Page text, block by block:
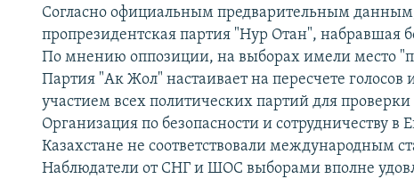
Согласно официальным предварительным
пропрезидентская партия "Нур Отан", набравшая
По мнению оппозиции, на выборах имели место
Партия "Ак Жол" настаивает на пересчете голосов
участием всех политических партий для проверки
Организация по безопасности и сотрудничеству в
Казахстане не соответствовали международным
Наблюдатели от СНГ и ШОС выборами вполне